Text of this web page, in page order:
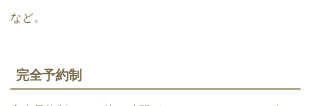
など。
完全予約制